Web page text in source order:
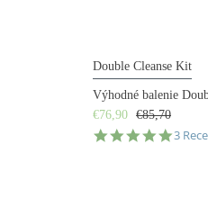
Double Cleanse Kit
Výhodné balenie
€76,90 €85,70
5.0
3